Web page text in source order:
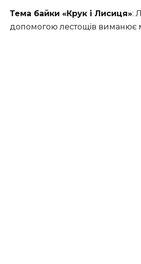
Тема байки «Крук і Лисиця»:
допомогою лестощів виманює